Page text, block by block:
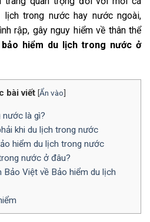
trong nước hay nước ngoài,
rập, gây nguy hiểm về thân thể
bảo hiểm du lịch trong nước ở
bài viết [Ẩn vào]
là gì?
khi du lịch trong nước
hiểm du lịch trong nước
nước ở đâu?
Việt về Bảo hiểm du lịch